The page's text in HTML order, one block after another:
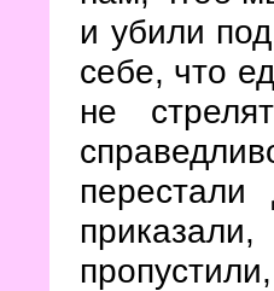
и убили
себе, что
не
перестали